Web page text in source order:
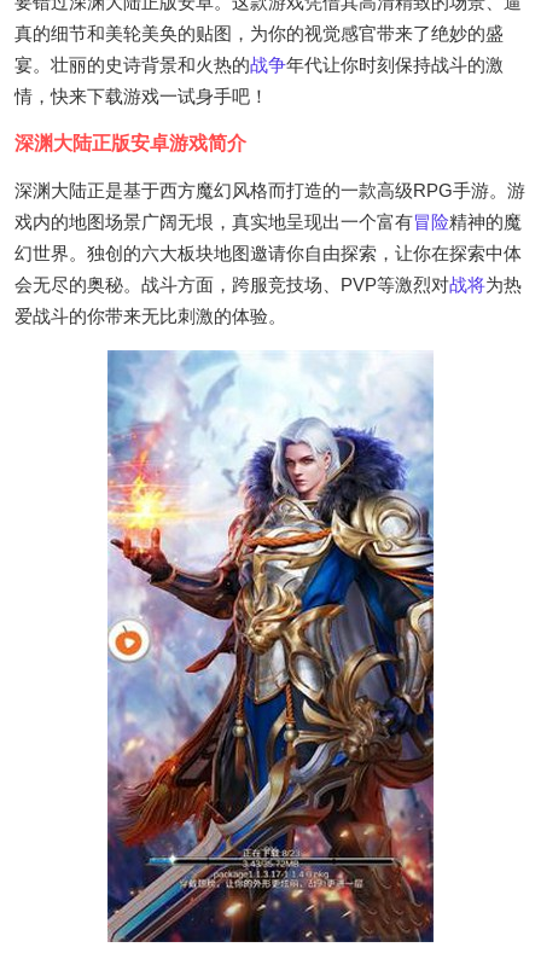
真的细节和美轮美奂的贴图，为你的视觉感官带来了绝妙的盛
宴。壮丽的史诗背景和火热的战争年代让你时刻保持战斗的激
情，快来下载游戏一试身手吧！
深渊大陆正版安卓游戏简介
深渊大陆正是基于西方魔幻风格而打造的一款高级RPG手游。游
戏内的地图场景广阔无垠，真实地呈现出一个富有冒险精神的魔
幻世界。独创的六大板块地图邀请你自由探索，让你在探索中体
会无尽的奥秘。战斗方面，跨服竞技场、PVP等激烈对战将为热
爱战斗的你带来无比刺激的体验。